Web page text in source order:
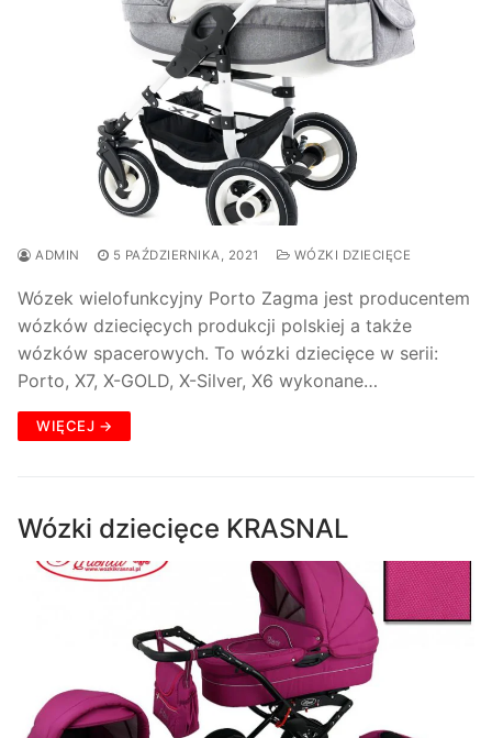
ADMIN 5 PAŹDZIERNIKA, 2021 WÓZKI DZIECIĘCE
Wózek wielofunkcyjny Porto Zagma jest producentem
wózków dziecięcych produkcji polskiej a także
wózków spacerowych. To wózki dziecięce w serii:
Porto, X7, X-GOLD, X-Silver, X6 wykonane…
WIĘCEJ →
Wózki dziecięce KRASNAL